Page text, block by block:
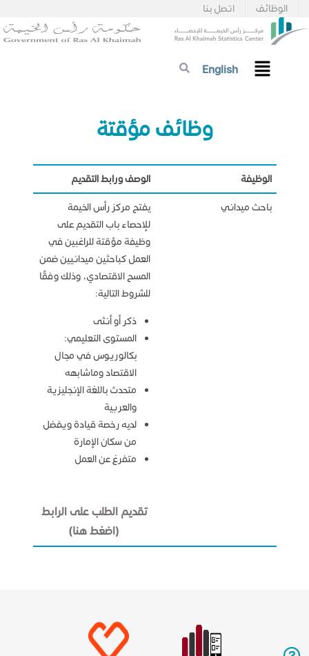
اتصل بنا الوظائف
English
​​​​​​​​​​​​​​​​​وظائف م​ؤقتة​
الوظيفة
الوصف ورابط التقديم
باحث ميداني
يفتح مركز رأس الخيمة
للإحصاء باب التقديم على
وظيفة مؤقتة للراغبين في
العمل كباحثين ميدانيين ضمن
المسح الاقتصادي، وذلك وفقًا
للشروط التالية:
ذكر أو أنثى
المستوى التعليمي:
بكالوريوس في مجال
الاقتصاد وماشابهه
متحدث باللغة الإنجليزية
والعربية
لديه رخصة قيادة ويفضل
من سكان الإمارة
متفرغ عن العمل
تقديم الطلب على الرابط
(اضغط هنا)